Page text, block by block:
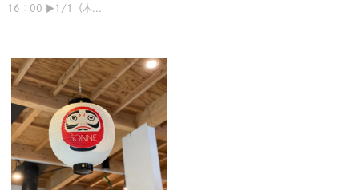
16：00 ▶1/1（木...